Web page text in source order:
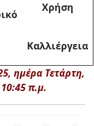
Χρήση
Καλλιέργεια
ημέρα Τετάρτη,
π.μ.